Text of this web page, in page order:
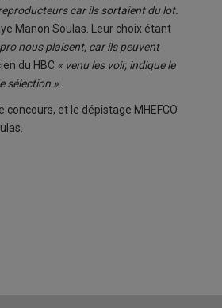
car ils sortaient du lot.
Manon Soulas. Leur choix étant
nous plaisent, car ils peuvent
du HBC « venu les voir, indique le
sélection ».
concours, et le dépistage MHEFCO